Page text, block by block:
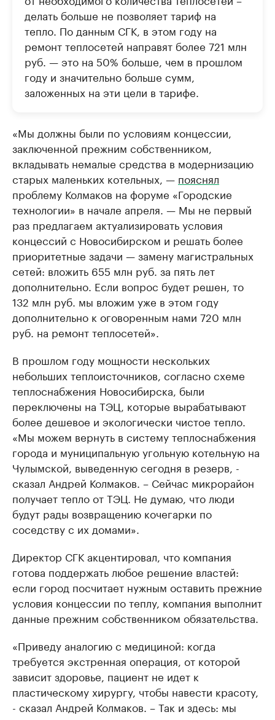
делать больше не позволяет тариф на
тепло. По данным СГК, в этом году на
ремонт теплосетей направят более 721 млн
руб. — это на 50% больше, чем в прошлом
году и значительно больше сумм,
заложенных на эти цели в тарифе.
«Мы должны были по условиям концессии,
заключенной прежним собственником,
вкладывать немалые средства в модернизацию
старых маленьких котельных, — пояснял
проблему Колмаков на форуме «Городские
технологии» в начале апреля. — Мы не первый
раз предлагаем актуализировать условия
концессий с Новосибирском и решать более
приоритетные задачи — замену магистральных
сетей: вложить 655 млн руб. за пять лет
дополнительно. Если вопрос будет решен, то
132 млн руб. мы вложим уже в этом году
дополнительно к оговоренным нами 720 млн
руб. на ремонт теплосетей».
В прошлом году мощности нескольких
небольших теплоисточников, согласно схеме
теплоснабжения Новосибирска, были
переключены на ТЭЦ, которые вырабатывают
более дешевое и экологически чистое тепло.
«Мы можем вернуть в систему теплоснабжения
города и муниципальную угольную котельную на
Чулымской, выведенную сегодня в резерв, -
сказал Андрей Колмаков. – Сейчас микрорайон
получает тепло от ТЭЦ. Не думаю, что люди
будут рады возвращению кочегарки по
соседству с их домами».
Директор СГК акцентировал, что компания
готова поддержать любое решение властей:
если город посчитает нужным оставить прежние
условия концессии по теплу, компания выполнит
данные прежним собственником обязательства.
«Приведу аналогию с медициной: когда
требуется экстренная операция, от которой
зависит здоровье, пациент не идет к
пластическому хирургу, чтобы навести красоту,
- сказал Андрей Колмаков. – Так и здесь: мы